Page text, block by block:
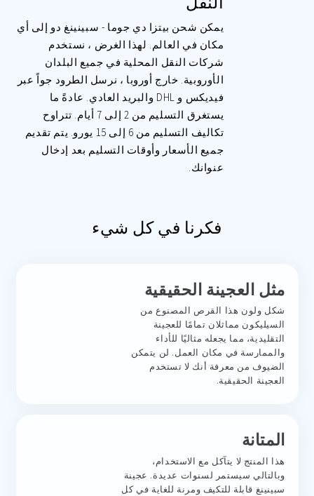
يمكن شحن بيتزا دي جوما - سبينينغ دو إلى أي
مكان في العالم. لهذا الغرض ، نستخدم
شركات النقل المحلية في جميع البلدان
الأوروبية. خارج أوروبا ، نرسل الطرود جواً عبر
فيديكس و DHL والبريد العادي. عادةً ما
يستغرق التسليم من 2 إلى 7 أيام. تتراوح
تكاليف التسليم من 6 إلى 15 يورو. يتم تقديم
جميع الأسعار وأوقات التسليم بعد إدخال
عنوانك.
فكرنا في كل شيء
مثل العجينة الحقيقية
شكل ولون هذا القرص المصنوع من
السيليكون مماثلان تمامًا للعجينة
التقليدية، مما يجعله مثاليًا للأداء
والممارسة في مكان العمل. لن يتمكن
الضيوف من معرفة أنك لا تستخدم
العجينة الحقيقية.
المتانة
هذا المنتج لا يتآكل مع الاستخدام،
وبالتالي سيستمر لسنوات عديدة. عجينة
سبينينغ قابلة للتكيف ومرنة للغاية في كل